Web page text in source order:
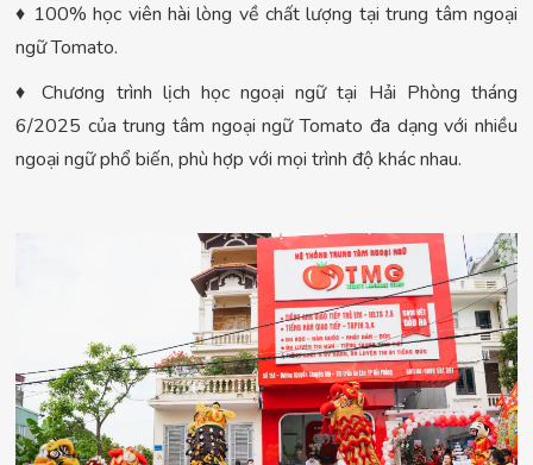
♦ 100% học viên hài lòng về chất lượng tại trung tâm ngoại
ngữ Tomato.
♦ Chương trình lịch học ngoại ngữ tại Hải Phòng tháng
6/2025 của trung tâm ngoại ngữ Tomato đa dạng với nhiều
ngoại ngữ phổ biến, phù hợp với mọi trình độ khác nhau.